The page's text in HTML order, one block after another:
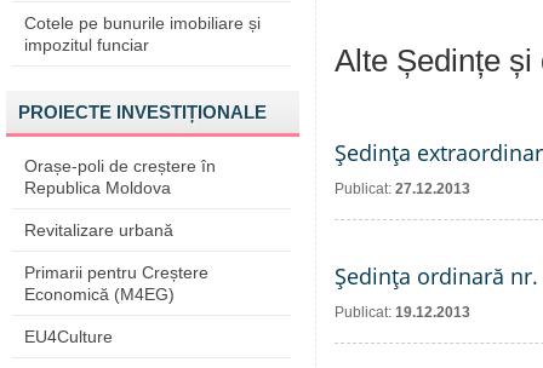
Cotele pe bunurile imobiliare și
impozitul funciar
PROIECTE INVESTIȚIONALE
Orașe-poli de creștere în
Republica Moldova
Revitalizare urbană
Primarii pentru Creștere
Economică (M4EG)
EU4Culture
Alte Ședințe și
Şedinţa
Publicat: 27.12.2013
Şedinţa ordinară
Publicat: 19.12.2013